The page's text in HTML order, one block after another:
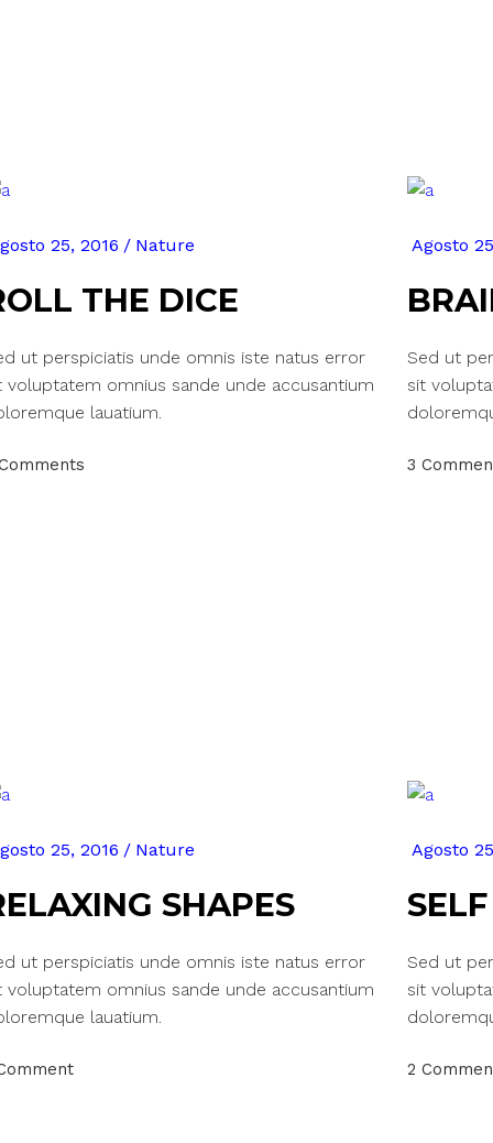
25, 2016 Nature
THE DICE
ut perspiciatis unde omnis iste natus error
voluptatem omnius sande unde accusantium
lauatium.
Agosto
Sed ut
sit
3
25, 2016 Nature
SHAPES
ut perspiciatis unde omnis iste natus error
voluptatem omnius sande unde accusantium
lauatium.
Agosto
Sed ut
sit
2